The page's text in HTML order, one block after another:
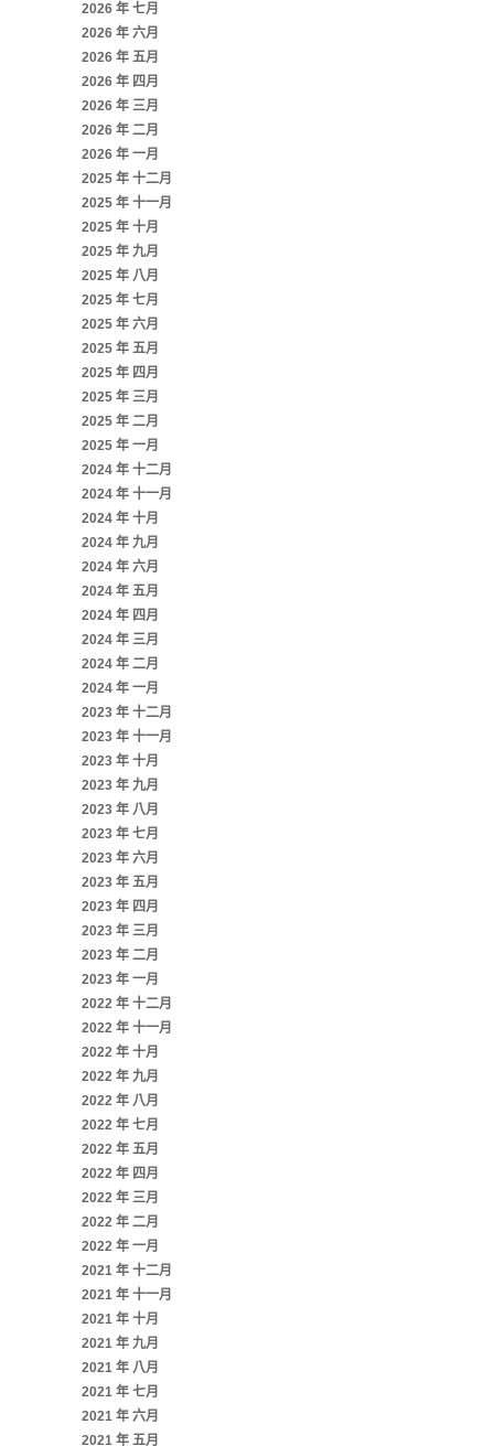
2026 年 七月
2026 年 六月
2026 年 五月
2026 年 四月
2026 年 三月
2026 年 二月
2026 年 一月
2025 年 十二月
2025 年 十一月
2025 年 十月
2025 年 九月
2025 年 八月
2025 年 七月
2025 年 六月
2025 年 五月
2025 年 四月
2025 年 三月
2025 年 二月
2025 年 一月
2024 年 十二月
2024 年 十一月
2024 年 十月
2024 年 九月
2024 年 六月
2024 年 五月
2024 年 四月
2024 年 三月
2024 年 二月
2024 年 一月
2023 年 十二月
2023 年 十一月
2023 年 十月
2023 年 九月
2023 年 八月
2023 年 七月
2023 年 六月
2023 年 五月
2023 年 四月
2023 年 三月
2023 年 二月
2023 年 一月
2022 年 十二月
2022 年 十一月
2022 年 十月
2022 年 九月
2022 年 八月
2022 年 七月
2022 年 五月
2022 年 四月
2022 年 三月
2022 年 二月
2022 年 一月
2021 年 十二月
2021 年 十一月
2021 年 十月
2021 年 九月
2021 年 八月
2021 年 七月
2021 年 六月
2021 年 五月